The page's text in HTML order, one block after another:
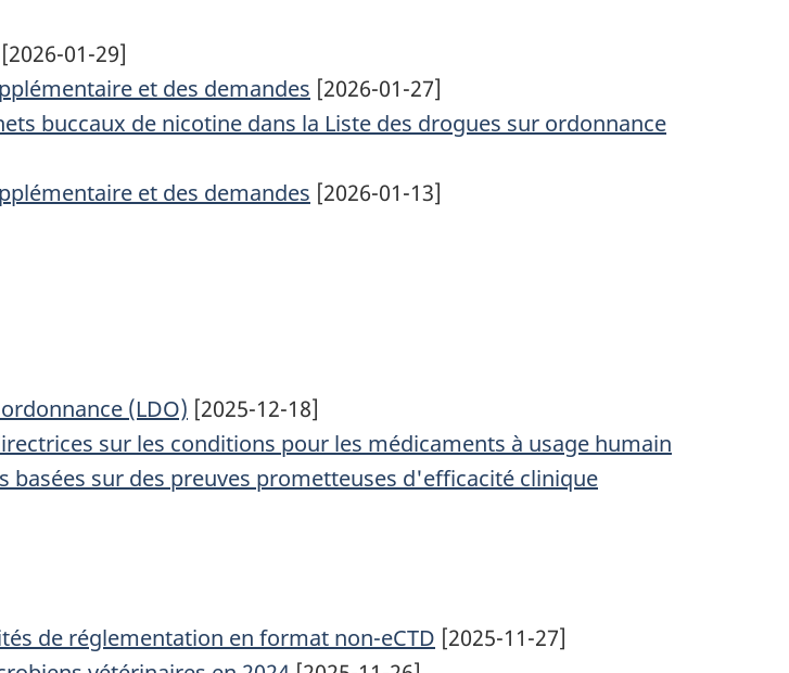
[2026-01-29]
et des demandes [2026-01-27]
buccaux de nicotine dans la Liste des drogues sur ordonnance
et des demandes [2026-01-13]
(LDO) [2025-12-18]
sur les conditions pour les médicaments à usage humain
sur des preuves prometteuses d'efficacité clinique
de réglementation en format non-eCTD [2025-11-27]